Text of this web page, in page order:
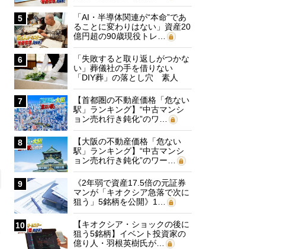
5
「AI・半導体関連が“本命”であ
ることに変わりはない」資産20
億円超の90歳現役トレ…
6
「失敗すると取り返しがつかな
い」葬儀社の手を借りない
「DIY葬」の落とし穴 素人
に…
7
【首都圏の不動産価格「危ない
駅」ランキング】“中古マンシ
ョン売れ行き鈍化”のワ…
8
【大阪の不動産価格「危ない
駅」ランキング】“中古マンシ
ョン売れ行き鈍化”のワー…
9
《2年弱で資産17.5倍の元証券
マンが「キオクシア急落で次に
狙う」5銘柄を公開》1…
10
【キオクシア・ショックの後に
狙う5銘柄】イベント投資家の
億り人・羽根英樹氏が…